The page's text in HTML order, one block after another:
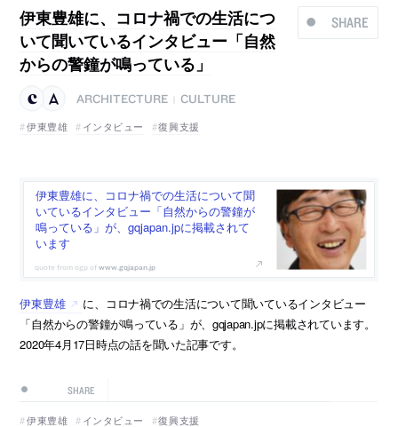
SHARE
伊東豊雄に、コロナ禍での生活につ
いて聞いているインタビュー「自然
からの警鐘が鳴っている」
ARCHITECTURE
CULTURE
伊東豊雄
インタビュー 復興支援
伊東豊雄に、コロナ禍での生活について聞
いているインタビュー「自然からの警鐘が
鳴っている」が、gqjapan.jpに掲載されて
います
www.gqjapan.jp
伊東豊雄
に、コロナ禍での生活について聞いているインタビュー
「自然からの警鐘が鳴っている」が、gqjapan.jpに掲載されています。
2020年4月17日時点の話を聞いた記事です。
SHARE
伊東豊雄 インタビュー 復興支援